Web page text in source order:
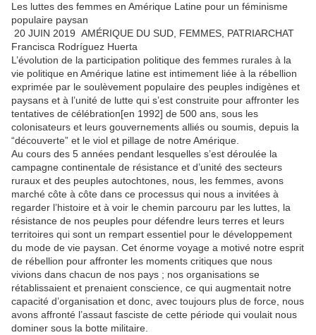
Les luttes des femmes en Amérique Latine pour un féminisme
populaire paysan
20 JUIN 2019 AMÉRIQUE DU SUD, FEMMES, PATRIARCHAT
Francisca Rodríguez Huerta
L’évolution de la participation politique des femmes rurales à la
vie politique en Amérique latine est intimement liée à la rébellion
exprimée par le soulèvement populaire des peuples indigènes et
paysans et à l’unité de lutte qui s’est construite pour affronter les
tentatives de célébration[en 1992] de 500 ans, sous les
colonisateurs et leurs gouvernements alliés ou soumis, depuis la
“découverte” et le viol et pillage de notre Amérique.
Au cours des 5 années pendant lesquelles s’est déroulée la
campagne continentale de résistance et d’unité des secteurs
ruraux et des peuples autochtones, nous, les femmes, avons
marché côte à côte dans ce processus qui nous a invitées à
regarder l’histoire et à voir le chemin parcouru par les luttes, la
résistance de nos peuples pour défendre leurs terres et leurs
territoires qui sont un rempart essentiel pour le développement
du mode de vie paysan. Cet énorme voyage a motivé notre esprit
de rébellion pour affronter les moments critiques que nous
vivions dans chacun de nos pays ; nos organisations se
rétablissaient et prenaient conscience, ce qui augmentait notre
capacité d’organisation et donc, avec toujours plus de force, nous
avons affronté l’assaut fasciste de cette période qui voulait nous
dominer sous la botte militaire.